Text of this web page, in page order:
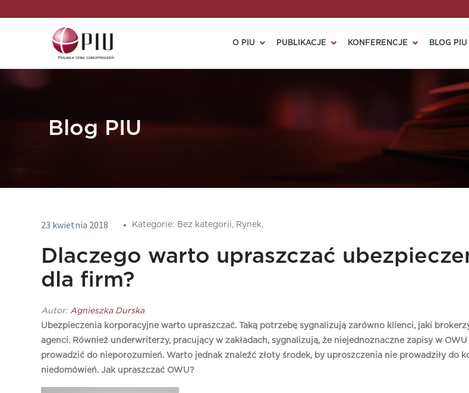
O PIU PUBLIKACJE KONFERENCJE BLOG PIU
Blog PIU
23 kwietnia 2018 Kategorie: Bez kategorii, Rynek,
Dlaczego warto upraszczać
dla firm?
Autor: Agnieszka Durska
Ubezpieczenia korporacyjne warto upraszczać. Taką potrzebę sygnalizują zarówno klienci, jaki
agenci. Również underwriterzy, pracujący w zakładach, sygnalizują, że niejednoznaczne zapisy w OWU
prowadzić do nieporozumień. Warto jednak znaleźć złoty środek, by uproszczenia nie prowadziły do
niedomówień. Jak upraszczać OWU?